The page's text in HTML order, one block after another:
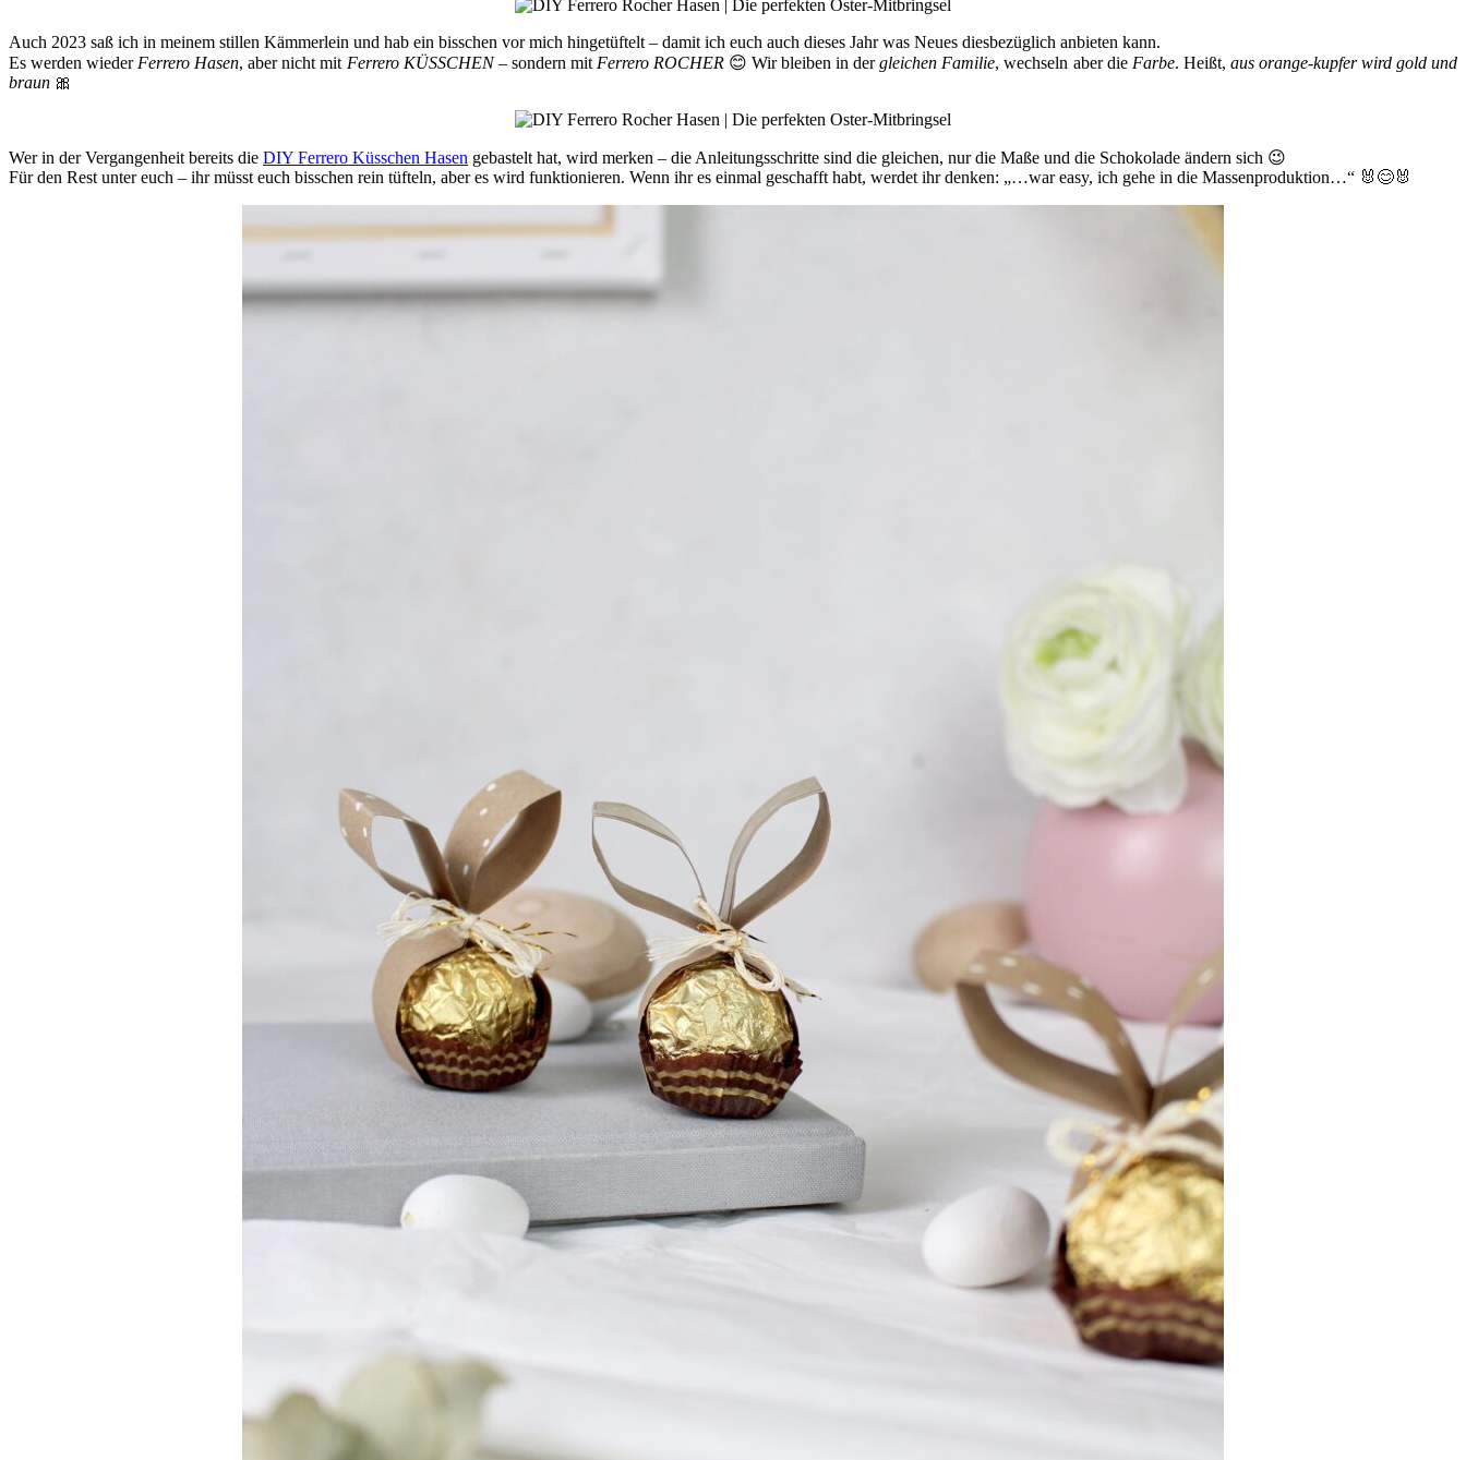
Auch 2023 saß ich in meinem stillen Kämmerlein und hab ein bisschen vor mich hingetüftelt – damit ich euch auch dieses Jahr was Neues diesbezüglich anbieten kann.
Es werden wieder Ferrero Hasen, aber nicht mit Ferrero KÜSSCHEN– sondern mit Ferrero ROCHER😊 Wir bleiben in dergleichen Familie, wechseln aber die Farbe. Heißt, aus orange-kupfer wird gold und
braun 🎀
Wer in der Vergangenheit bereits die DIY Ferrero Küsschen Hasen gebastelt hat, wird merken – die Anleitungsschritte sind die gleichen, nur die Maße und die Schokolade ändern sich 😉
Für den Rest unter euch – ihr müsst euch bisschen rein tüfteln, aber es wird funktionieren. Wenn ihr es einmal geschafft habt, werdet ihr denken: „…war easy, ich gehe in die Massenproduktion…“ 🐰😊🐰